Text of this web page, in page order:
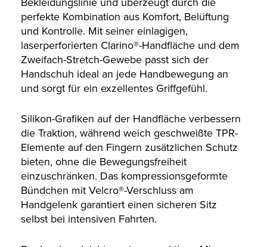
perfekte Kombination aus Komfort, Belüftung
und Kontrolle. Mit seiner einlagigen,
laserperforierten Clarino®-Handfläche und dem
Zweifach-Stretch-Gewebe passt sich der
Handschuh ideal an jede Handbewegung an
und sorgt für ein exzellentes Griffgefühl.
Silikon-Grafiken auf der Handfläche verbessern
die Traktion, während weich geschweißte TPR-
Elemente auf den Fingern zusätzlichen Schutz
bieten, ohne die Bewegungsfreiheit
einzuschränken. Das kompressionsgeformte
Bündchen mit Velcro®-Verschluss am
Handgelenk garantiert einen sicheren Sitz
selbst bei intensiven Fahrten.